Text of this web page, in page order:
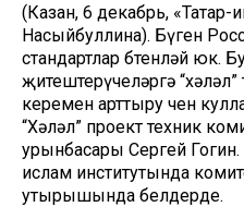
(Казан, 6 декабрь, «Татар-
Насыйбуллина). Бүген
стандартлар бөтенләй юк.
җитештерүчеләргә “хәләл”
керемен арттыру өчен
“Хәләл” проект техник
урынбасары Сергей Гогин.
ислам институтында
утырышында белдерде.